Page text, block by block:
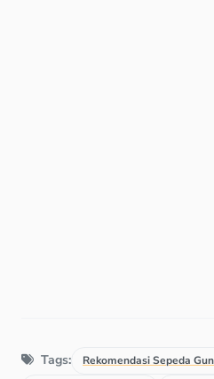
Tags:
Rekomendasi Sepeda